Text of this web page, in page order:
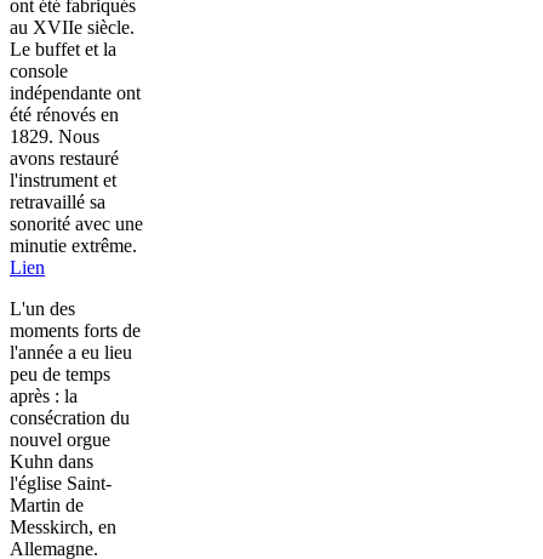
ont été fabriqués
au XVIIe siècle.
Le buffet et la
console
indépendante ont
été rénovés en
1829. Nous
avons restauré
l'instrument et
retravaillé sa
sonorité avec une
minutie extrême.
Lien
L'un des
moments forts de
l'année a eu lieu
peu de temps
après : la
consécration du
nouvel orgue
Kuhn dans
l'église Saint-
Martin de
Messkirch, en
Allemagne.